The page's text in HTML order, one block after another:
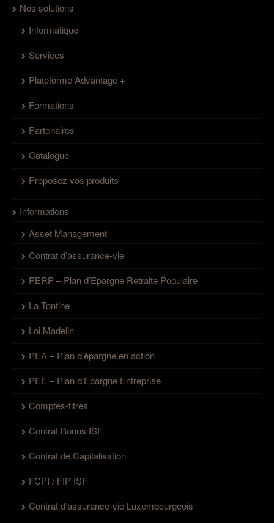
Nos solutions
Informatique
Services
Plateforme Advantage +
Formations
Partenaires
Catalogue
Proposez vos produits
Informations
Asset Management
Contrat d’assurance-vie
PERP – Plan d’Epargne Retraite Populaire
La Tontine
Loi Madelin
PEA – Plan d’épargne en action
PEE – Plan d’Epargne Entreprise
Comptes-titres
Contrat Bonus ISF
Contrat de Capitalisation
FCPI / FIP ISF
Contrat d’assurance-vie Luxembourgeois